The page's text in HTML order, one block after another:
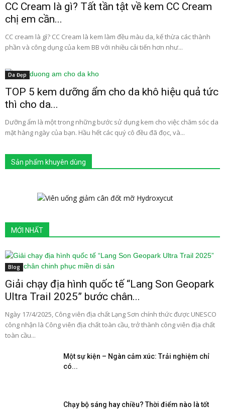
CC Cream là gì? Tất tần tật về kem CC Cream
chị em cần...
CC cream là gì? CC Cream là kem làm đều màu da, kế thừa các thành
phần và công dụng của kem BB với nhiều cải tiến hơn như...
Da Đẹp
TOP 5 kem dưỡng ẩm cho da khô hiệu quả tức
thì cho da...
Dưỡng ẩm là một trong những bước sử dụng kem cho việc chăm sóc da
mặt hàng ngày của bạn. Hầu hết các quý cô đều đã đọc, và...
Sản phẩm khuyên dùng
MỚI NHẤT
Blog
Giải chạy địa hình quốc tế “Lang Son Geopark
Ultra Trail 2025” bước chân...
Ngày 17/4/2025, Công viên địa chất Lạng Sơn chính thức được UNESCO
công nhận là Công viên địa chất toàn cầu, trở thành công viên địa chất
toàn cầu...
Một sự kiện – Ngàn cảm xúc: Trải nghiệm chỉ
có...
Chạy bộ sáng hay chiều? Thời điểm nào là tốt